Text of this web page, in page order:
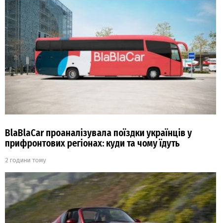
BlaBlaCar проаналізувала поїздки українців у
прифронтових регіонах: куди та чому їдуть
2 години тому